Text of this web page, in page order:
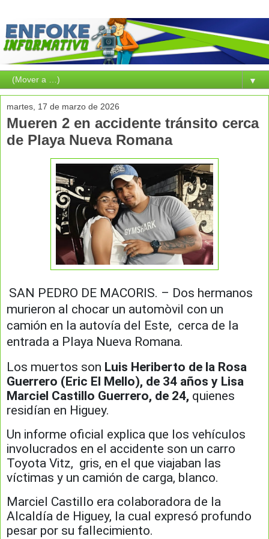
▼
martes, 17 de marzo de 2026
Mueren 2 en accidente tránsito cerca
de Playa Nueva Romana
SAN PEDRO DE MACORIS. – Dos hermanos
murieron al chocar un automòvil con un
camión en la autovía del Este, cerca de la
entrada a Playa Nueva Romana.
Los muertos son Luis Heriberto de la Rosa
Guerrero (Eric El Mello), de 34 años y Lisa
Marciel Castillo Guerrero, de 24, quienes
residían en Higuey.
Un informe oficial explica que los vehículos
involucrados en el accidente son un carro
Toyota Vitz, gris, en el que viajaban las
víctimas y un camión de carga, blanco.
Marciel Castillo era colaboradora de la
Alcaldía de Higuey, la cual expresó profundo
pesar por su fallecimiento.